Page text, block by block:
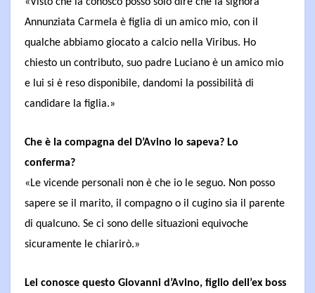
Annunziata Carmela è figlia di un amico mio, con il
qualche abbiamo giocato a calcio nella Viribus. Ho
chiesto un contributo, suo padre Luciano è un amico mio
e lui si è reso disponibile, dandomi la possibilità di
candidare la figlia.»
Che è la compagna del D’Avino lo sapeva? Lo
conferma?
«Le vicende personali non è che io le seguo. Non posso
sapere se il marito, il compagno o il cugino sia il parente
di qualcuno. Se ci sono delle situazioni equivoche
sicuramente le chiarirò.»
Lei conosce questo Giovanni d’Avino, figlio dell’ex boss